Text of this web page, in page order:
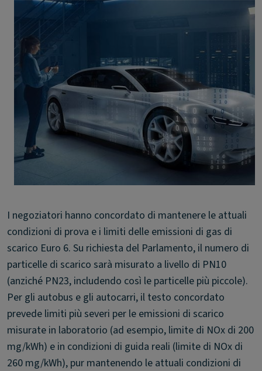
I negoziatori hanno concordato di mantenere le attuali
condizioni di prova e i limiti delle emissioni di gas di
scarico Euro 6. Su richiesta del Parlamento, il numero di
particelle di scarico sarà misurato a livello di PN10
(anziché PN23, includendo così le particelle più piccole).
Per gli autobus e gli autocarri, il testo concordato
prevede limiti più severi per le emissioni di scarico
misurate in laboratorio (ad esempio, limite di NOx di 200
mg/kWh) e in condizioni di guida reali (limite di NOx di
260 mg/kWh), pur mantenendo le attuali condizioni di